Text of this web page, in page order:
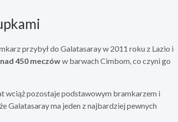
przybył do Galatasaray w 2011 roku z Lazio i
450 meczóww barwach Cimbom, co czyni go
wciąż pozostaje podstawowym bramkarzem i
Galatasaray ma jeden z najbardziej pewnych